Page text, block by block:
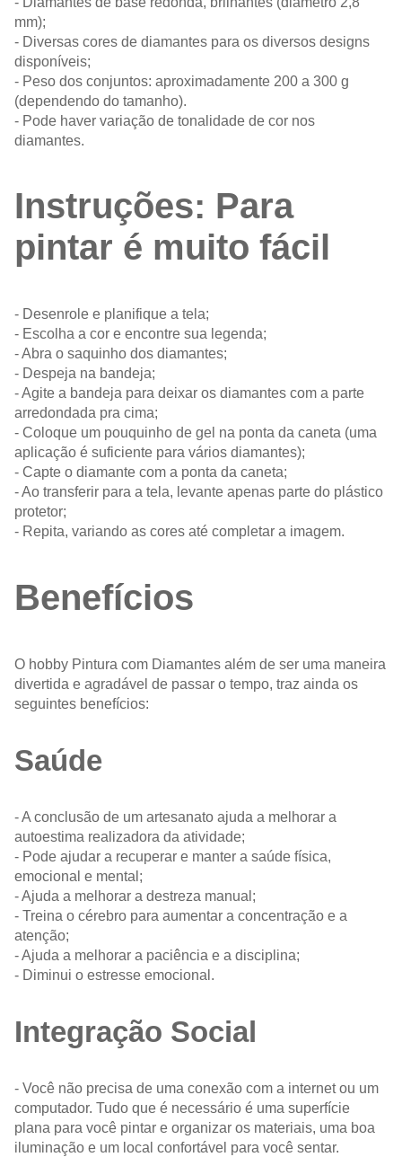
mm);
- Diversas cores de diamantes para os diversos designs
disponíveis;
- Peso dos conjuntos: aproximadamente 200 a 300 g
(dependendo do tamanho).
- Pode haver variação de tonalidade de cor nos
diamantes.
Instruções: Para
pintar é muito fácil
- Desenrole e planifique a tela;
- Escolha a cor e encontre sua legenda;
- Abra o saquinho dos diamantes;
- Despeja na bandeja;
- Agite a bandeja para deixar os diamantes com a parte
arredondada pra cima;
- Coloque um pouquinho de gel na ponta da caneta (uma
aplicação é suficiente para vários diamantes);
- Capte o diamante com a ponta da caneta;
- Ao transferir para a tela, levante apenas parte do plástico
protetor;
- Repita, variando as cores até completar a imagem.
Benefícios
O hobby Pintura com Diamantes além de ser uma maneira
divertida e agradável de passar o tempo, traz ainda os
seguintes benefícios:
Saúde
- A conclusão de um artesanato ajuda a melhorar a
autoestima realizadora da atividade;
- Pode ajudar a recuperar e manter a saúde física,
emocional e mental;
- Ajuda a melhorar a destreza manual;
- Treina o cérebro para aumentar a concentração e a
atenção;
- Ajuda a melhorar a paciência e a disciplina;
- Diminui o estresse emocional.
Integração Social
- Você não precisa de uma conexão com a internet ou um
computador. Tudo que é necessário é uma superfície
plana para você pintar e organizar os materiais, uma boa
iluminação e um local confortável para você sentar.